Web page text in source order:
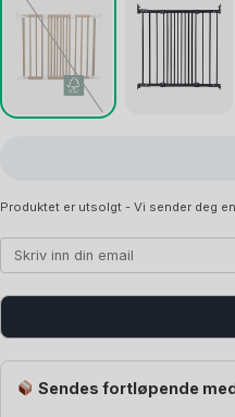
Produktet er utsolgt - Vi sender deg
Sendes fortløpende